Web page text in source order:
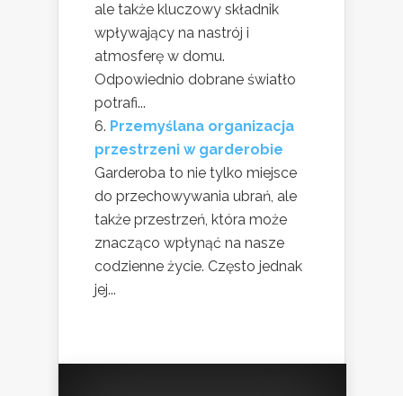
ale także kluczowy składnik
wpływający na nastrój i
atmosferę w domu.
Odpowiednio dobrane światło
potrafi...
Przemyślana organizacja
przestrzeni w garderobie
Garderoba to nie tylko miejsce
do przechowywania ubrań, ale
także przestrzeń, która może
znacząco wpłynąć na nasze
codzienne życie. Często jednak
jej...